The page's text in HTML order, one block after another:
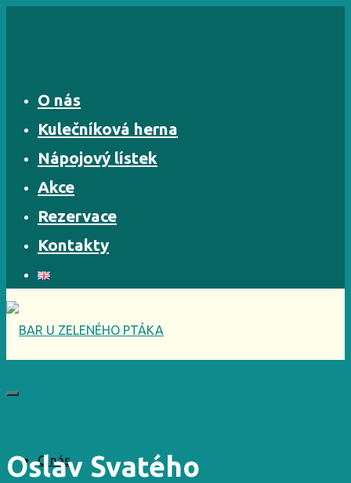
O nás
Kulečníková herna
Nápojový lístek
Akce
Rezervace
Kontakty
O nás
Oslav Svatého